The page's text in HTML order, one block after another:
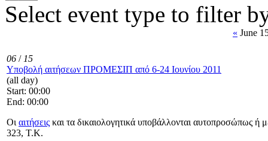
Select event type to filter
« June
06 / 15
Υποβολή αιτήσεων ΠΡΟΜΕΣΙΠ από 6-24 Ιουνίου 2011
(all day)
Start: 00:00
End: 00:00
Οι αιτήσεις και τα δικαιολογητικά υποβάλλονται αυτοπροσώπως
323, Τ.Κ.